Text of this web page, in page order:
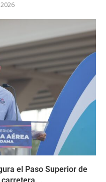
el Paso Superior de